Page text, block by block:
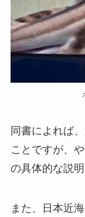
同書によれば
ことですが、
の具体的な説明
また、日本近